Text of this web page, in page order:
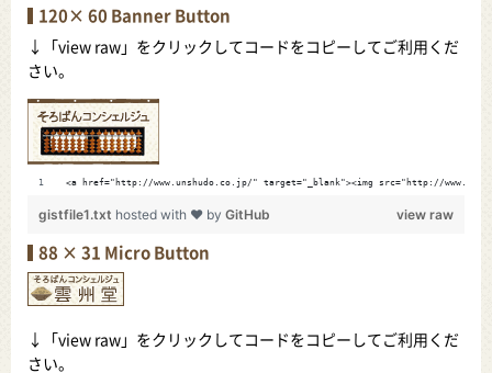
120× 60 Banner Button
↓「view raw」をクリックしてコードをコピーしてご利用くだ
さい。
<a href="http://www.unshudo.co.jp/" target="_blank"><img src="http://
view raw
gistfile1.txt hosted with ❤ by GitHub
88 × 31 Micro Button
↓「view raw」をクリックしてコードをコピーしてご利用くだ
さい。